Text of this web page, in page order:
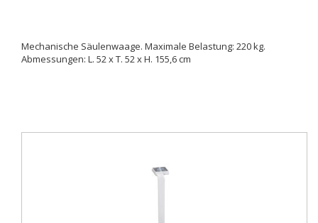
Mechanische Säulenwaage. Maximale Belastung: 220 kg.
Abmessungen: L. 52 x T. 52 x H. 155,6 cm